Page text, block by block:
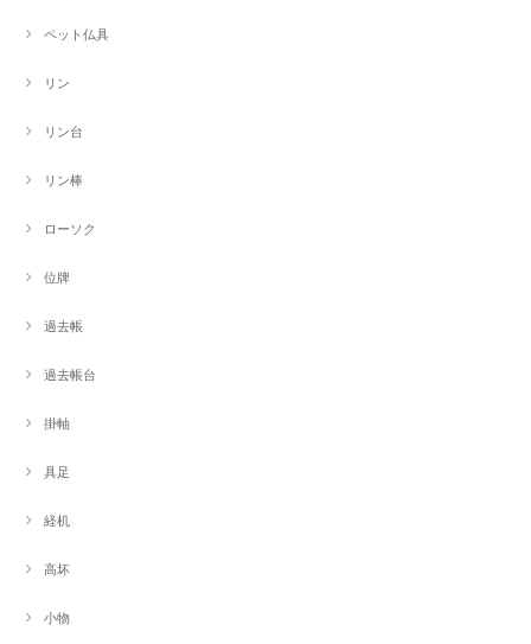
ペット仏具
リン
リン台
リン棒
ローソク
位牌
過去帳
過去帳台
掛軸
具足
経机
高坏
小物